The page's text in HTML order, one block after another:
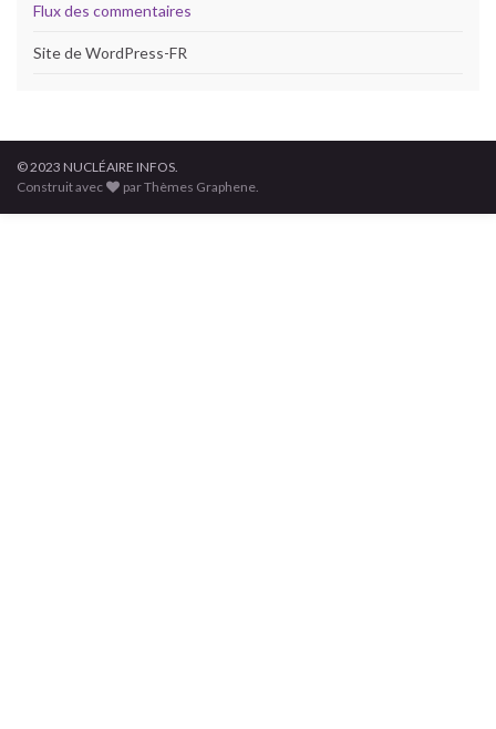
Flux des commentaires
Site de WordPress-FR
© 2023 NUCLÉAIRE INFOS.
Construit avec
par Thèmes Graphene.